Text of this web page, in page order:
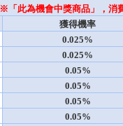
※「此為機會中獎商品」，消
獲得機率
0.025%
0.025%
0.05%
0.05%
0.05%
0.05%